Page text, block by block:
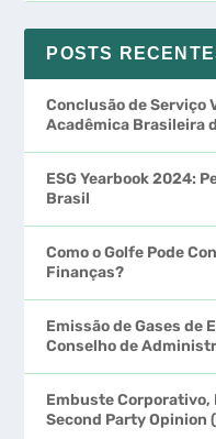
POSTS
Conclusão de Serviço
Acadêmica Brasileira
ESG Yearbook 2024:
Brasil
Como o Golfe Pode
Finanças?
Emissão de Gases de
Conselho de
Embuste Corporativo,
Second Party Opinion